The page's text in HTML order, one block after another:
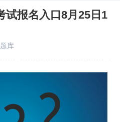
试报名入口8月25日1
库